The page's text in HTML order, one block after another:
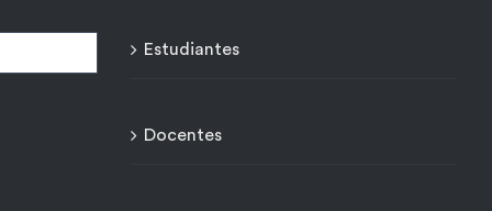
Estudiantes
Docentes